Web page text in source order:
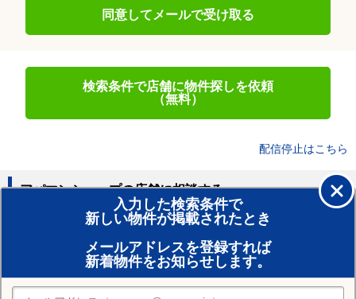
同意してメールで受け取る
検索条件で店舗に物件探しを依頼
（無料）
配信停止はこちら
入力した検索条件で
新しい物件が掲載されたとき
メールアドレスを登録すれば
新着物件をお知らせします。
アパマンショップの店舗に相談する
賃貸のプロがお部屋探し！
おまかせ物件リクエスト
住みたい街の店舗を探す